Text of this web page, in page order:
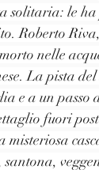
solitaria: le
Roberto
nelle
La pista
e a un
fuori